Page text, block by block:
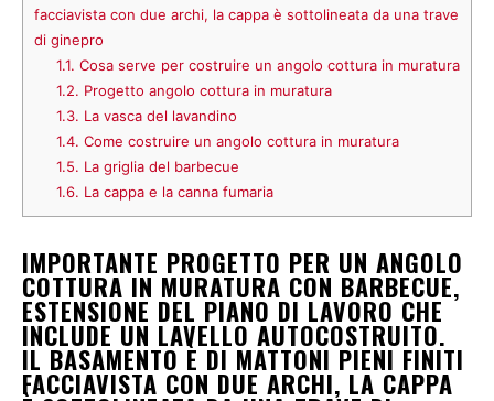
facciavista con due archi, la cappa è sottolineata da una trave
di ginepro
1.1. Cosa serve per costruire un angolo cottura in muratura
1.2. Progetto angolo cottura in muratura
1.3. La vasca del lavandino
1.4. Come costruire un angolo cottura in muratura
1.5. La griglia del barbecue
1.6. La cappa e la canna fumaria
IMPORTANTE PROGETTO PER UN ANGOLO
COTTURA IN MURATURA CON BARBECUE,
ESTENSIONE DEL PIANO DI LAVORO CHE
INCLUDE UN LAVELLO AUTOCOSTRUITO.
IL BASAMENTO È DI MATTONI PIENI FINITI
FACCIAVISTA CON DUE ARCHI, LA CAPPA